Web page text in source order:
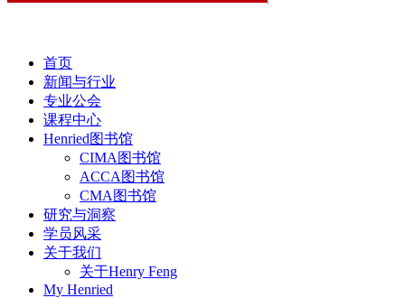
首页
新闻与行业
专业公会
课程中心
Henried图书馆
CIMA图书馆
ACCA图书馆
CMA图书馆
研究与洞察
学员风采
关于我们
关于Henry Feng
My Henried